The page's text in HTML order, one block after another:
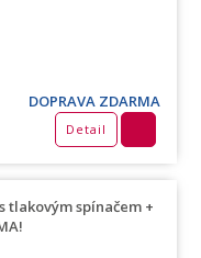
DOPRAVA ZDARMA
Detail
tlakovým spínačem +